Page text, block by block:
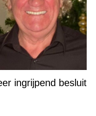
ingrijpend besluit